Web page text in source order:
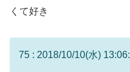
くて好き
75 : 2018/10/10(水)